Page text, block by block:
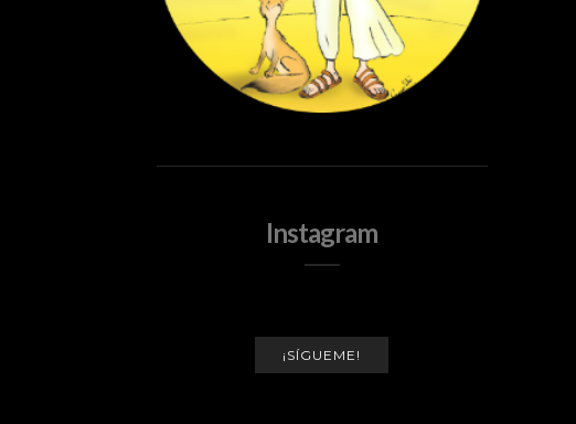
Instagram
¡SÍGUEME!